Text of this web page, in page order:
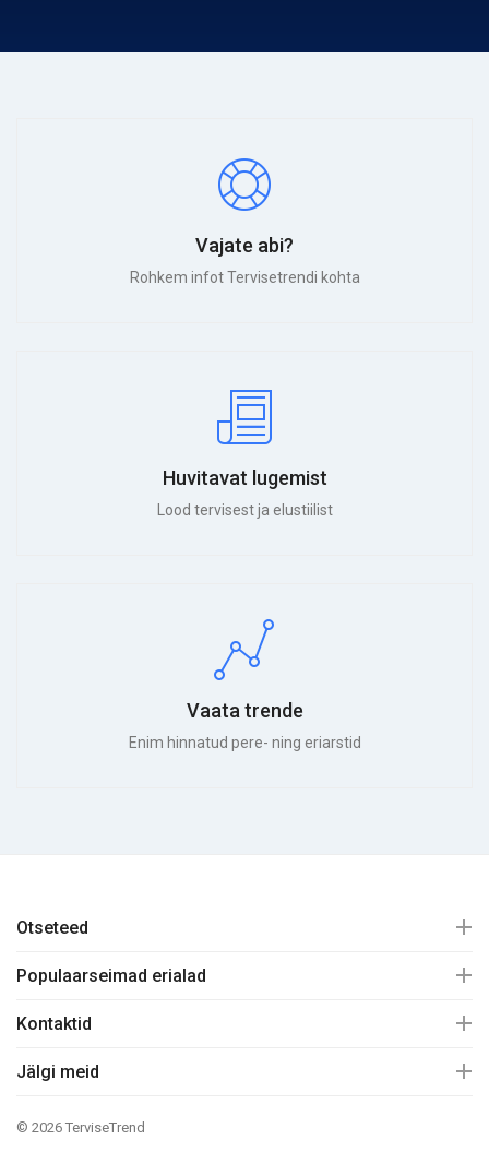
Vajate abi?
Rohkem infot Tervisetrendi kohta
Huvitavat lugemist
Lood tervisest ja elustiilist
Vaata trende
Enim hinnatud pere- ning eriarstid
Otseteed
Populaarseimad erialad
Kontaktid
Jälgi meid
© 2026 TerviseTrend